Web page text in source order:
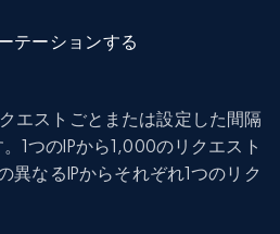
テーションする
エストごとまたは設定した間隔
1つのIPから1,000のリクエスト
異なるIPからそれぞれ1つのリク